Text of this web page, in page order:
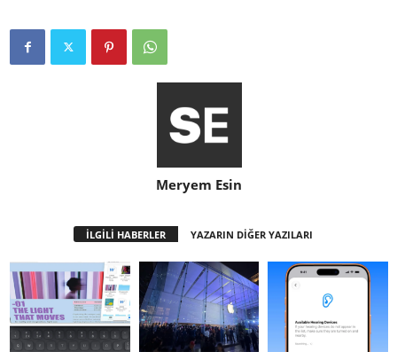
Meryem Esin
İLGİLİ HABERLER YAZARIN DİĞER YAZILARI